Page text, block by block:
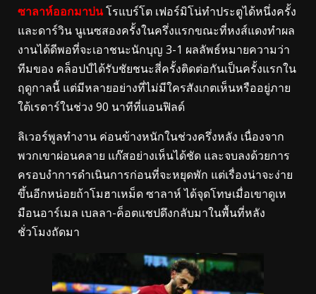
ซาลาห์ออกมาบ่นโรแบร์โต เฟอร์มิโน่ทำประตูได้หนึ่งครั้ง
และดาร์วิน นูเนซสองครั้งในครึ่งแรกขณะที่หงส์แดงทำผล
งานได้ดีพอที่จะเอาชนะนักบุญ 3-1 ผลลัพธ์หมายความว่า
ทีมของ คล็อปป์ได้รับชัยชนะสี่ครั้งติดต่อกันเป็นครั้งแรกใน
ฤดูกาลนี้ แต่มีหลายอย่างที่ไม่มีใครสังเกตเห็นหรืออยู่ภาย
ใต้เรดาร์ในช่วง 90 นาทีที่แอนฟิลด์
ลิเวอร์พูลทำงาน ค่อนข้างหนักในช่วงครึ่งหลัง เนื่องจาก
พวกเขาผ่อนคลาย แก๊สอย่างเห็นได้ชัด และจบลงด้วยการ
ครอบงำการดำเนินการก่อนที่จะหยุดพัก แต่เรื่องน่าจะง่าย
ขึ้นอีกหน่อยถ้าโมฮาเหม็ด ซาลาห์ ได้จุดโทษเมื่อเขาดูเห
มือนอาร์เมล เบลลา-ค็อตแชปดึงกลับมาในพื้นที่หลัง
ชั่วโมงถัดมา